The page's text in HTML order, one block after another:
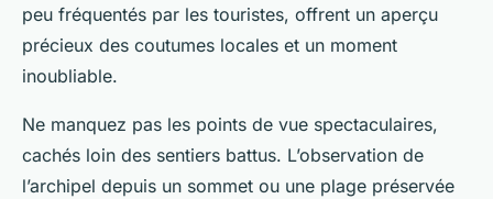
peu fréquentés par les touristes, offrent un aperçu
précieux des coutumes locales et un moment
inoubliable.
Ne manquez pas les points de vue spectaculaires,
cachés loin des sentiers battus. L’observation de
l’archipel depuis un sommet ou une plage préservée